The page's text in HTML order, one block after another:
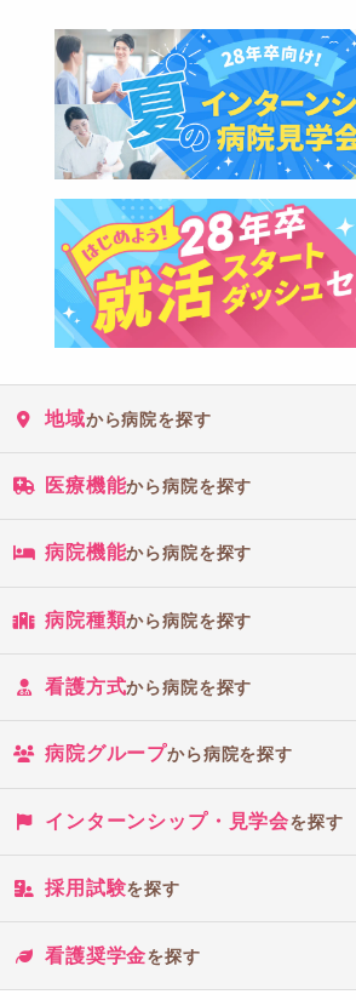
地域から病院を探す
医療機能から病院を探す
病院機能から病院を探す
病院種類から病院を探す
看護方式から病院を探す
病院グループから病院を探す
インターンシップ・見学会を探す
採用試験を探す
看護奨学金を探す